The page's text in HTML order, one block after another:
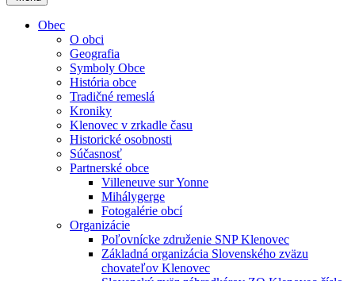
Obec
O obci
Geografia
Symboly Obce
História obce
Tradičné remeslá
Kroniky
Klenovec v zrkadle času
Historické osobnosti
Súčasnosť
Partnerské obce
Villeneuve sur Yonne
Mihálygerge
Fotogalérie obcí
Organizácie
Poľovnícke združenie SNP Klenovec
Základná organizácia Slovenského zväzu
chovateľov Klenovec